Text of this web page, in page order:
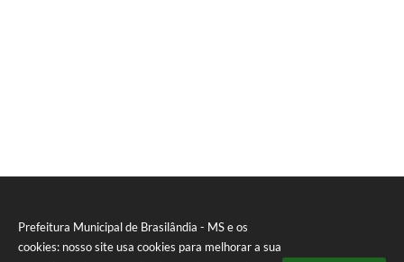
Prefeitura Municipal de Brasilândia - MS e os
cookies: nosso site usa cookies para melhorar a sua